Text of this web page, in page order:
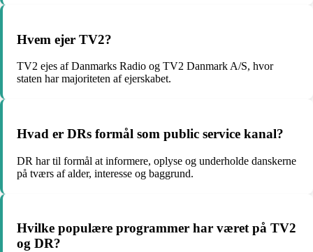
Hvem ejer TV2?
TV2 ejes af Danmarks Radio og TV2 Danmark A/S, hvor
staten har majoriteten af ejerskabet.
Hvad er DRs formål som public service kanal?
DR har til formål at informere, oplyse og underholde danskerne
på tværs af alder, interesse og baggrund.
Hvilke populære programmer har været på TV2
og DR?